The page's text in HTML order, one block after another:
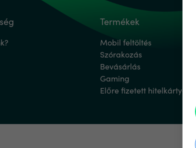
Termékek
Mobil feltöltés
Szórakozás
Bevásárlás
Gaming
Előre fizetett hitelkártyák